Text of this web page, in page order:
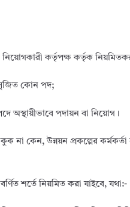
নিয়োগকারী কর্তৃপক্ষ কর্তৃক
সৃজিত কোন পদ;
অস্থায়ীভাবে পদায়ন বা নিয়োগ।
কেন, উন্নয়ন প্রকল্পের কর্মকর্তা
শর্তে নিয়মিত করা যাইবে, যথা:-